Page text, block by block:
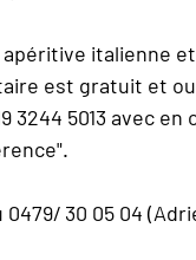
italienne
est gratuit et
3244 5013 avec
30 05 04